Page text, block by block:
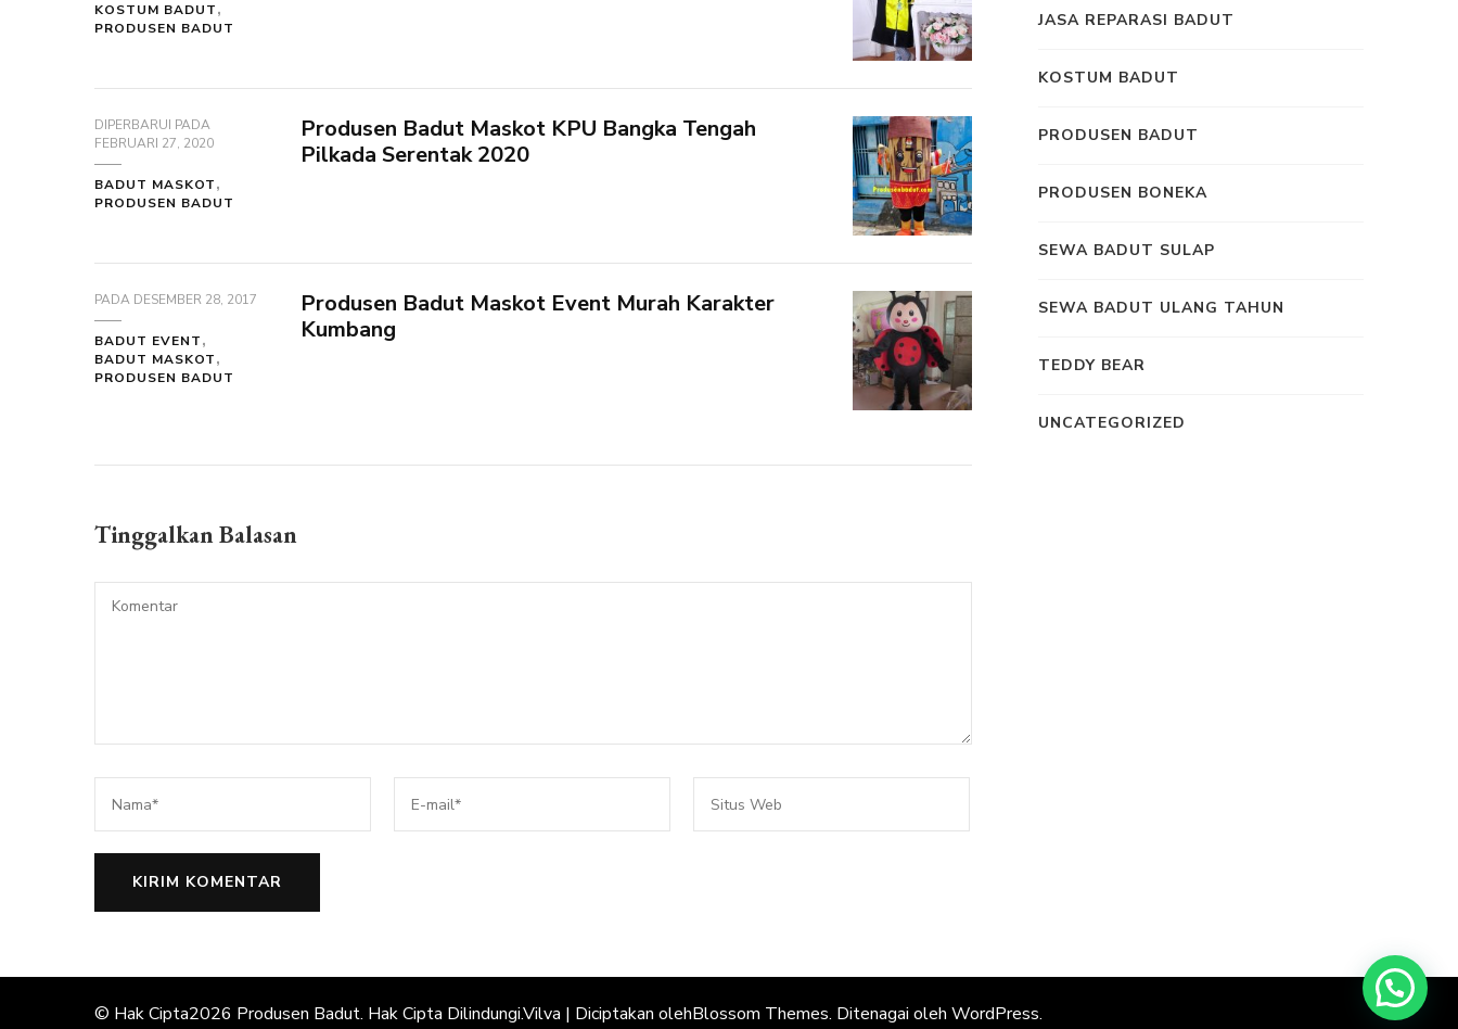
KOSTUM BADUT
PRODUSEN BADUT
DIPERBARUI PADA
FEBRUARI 27, 2020
BADUT MASKOT
PRODUSEN BADUT
Produsen Badut Maskot KPU Bangka Tengah
Pilkada Serentak 2020
PADA DESEMBER 28, 2017
BADUT EVENT
BADUT MASKOT
PRODUSEN BADUT
Produsen Badut Maskot Event Murah Karakter
Kumbang
Tinggalkan Balasan
JASA REPARASI BADUT
KOSTUM BADUT
PRODUSEN BADUT
PRODUSEN BONEKA
SEWA BADUT SULAP
SEWA BADUT ULANG TAHUN
TEDDY BEAR
UNCATEGORIZED
© Hak Cipta2026 Produsen Badut. Hak Cipta Dilindungi.Vilva | Diciptakan olehBlossom Themes. Ditenagai oleh WordPress.